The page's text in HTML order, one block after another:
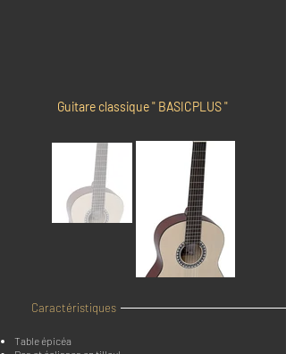
Guitare classique " BASICPLUS "
Caractéristiques
Table épicéa